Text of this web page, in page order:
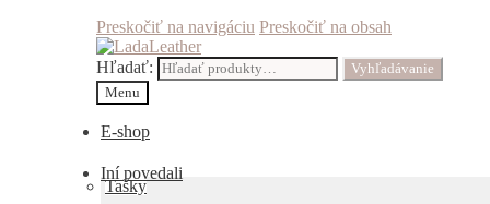
Preskočiť na navigáciu Preskočiť na obsah
Hľadať:
Vyhľadávanie
Menu
E-shop
Tašky
Iní povedali